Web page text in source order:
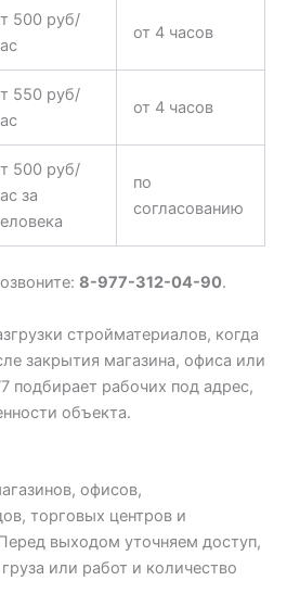
500 руб/
от 4 часов
550 руб/
от 4 часов
500 руб/
за
по
согласованию
8-977-312-04-90.
стройматериалов, когда
закрытия магазина, офиса или
подбирает рабочих под адрес,
объекта.
офисов,
торговых центров и
выходом уточняем доступ,
или работ и количество